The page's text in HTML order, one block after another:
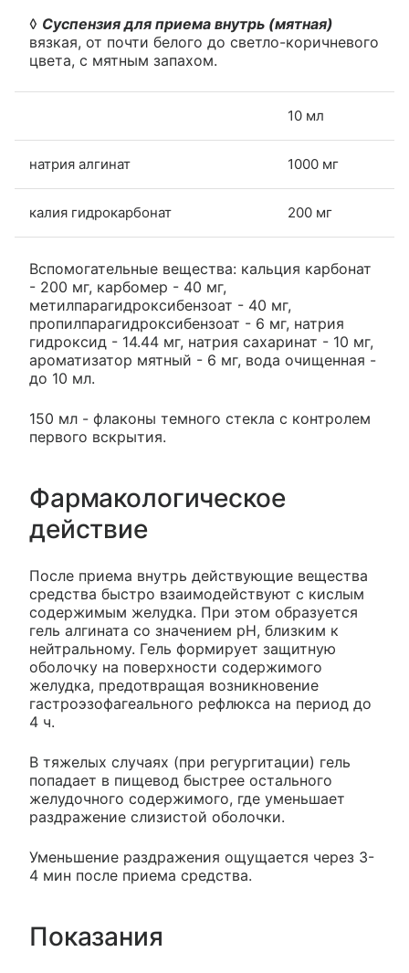
◊ Суспензия для приема внутрь (мятная)
вязкая, от почти белого до светло-коричневого
цвета, с мятным запахом.
10 мл
натрия алгинат 1000 мг
калия гидрокарбонат 200 мг
Вспомогательные вещества: кальция карбонат
- 200 мг, карбомер - 40 мг,
метилпарагидроксибензоат - 40 мг,
пропилпарагидроксибензоат - 6 мг, натрия
гидроксид - 14.44 мг, натрия сахаринат - 10 мг,
ароматизатор мятный - 6 мг, вода очищенная -
до 10 мл.
150 мл - флаконы темного стекла с контролем
первого вскрытия.
Фармакологическое
действие
После приема внутрь действующие вещества
средства быстро взаимодействуют с кислым
содержимым желудка. При этом образуется
гель алгината со значением рН, близким к
нейтральному. Гель формирует защитную
оболочку на поверхности содержимого
желудка, предотвращая возникновение
гастроэзофагеального рефлюкса на период до
4 ч.
В тяжелых случаях (при регургитации) гель
попадает в пищевод быстрее остального
желудочного содержимого, где уменьшает
раздражение слизистой оболочки.
Уменьшение раздражения ощущается через 3-
4 мин после приема средства.
Показания